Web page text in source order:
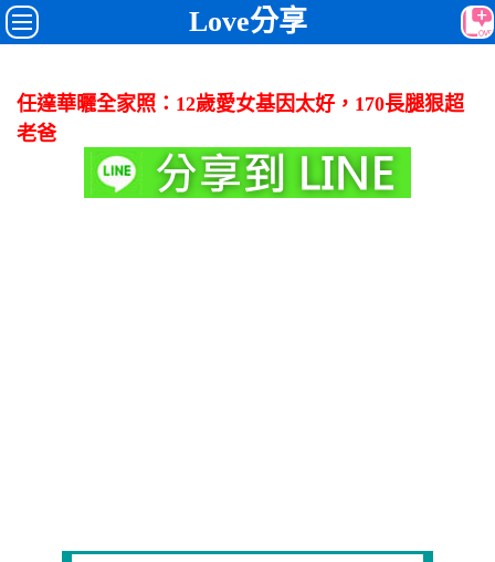
Love分享
任達華曬全家照：12歲愛女基因太好，170長腿狠超
老爸